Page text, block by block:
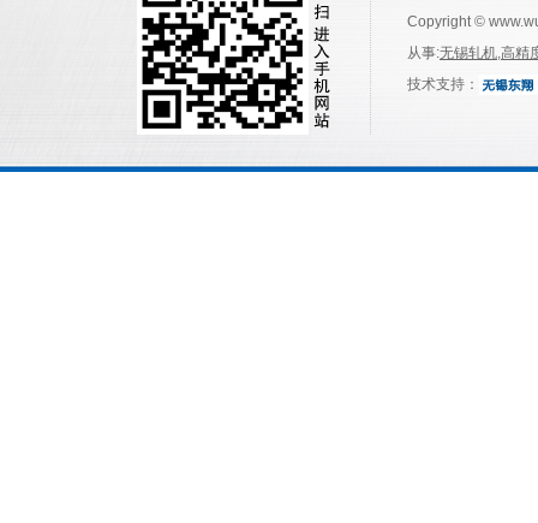
Copyright ©
从事:无锡轧机,高精
技术支持：